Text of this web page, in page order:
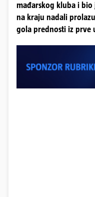
mađarskog kluba i bio
na kraju nadali
gola prednosti iz prve